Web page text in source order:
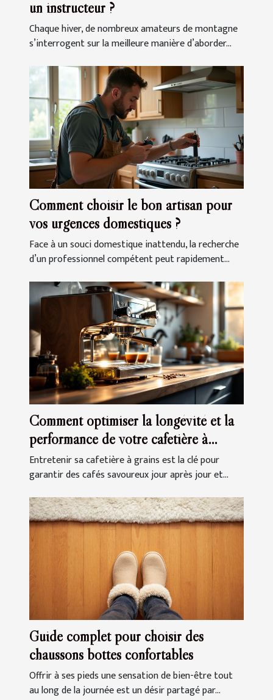
un instructeur ?
Chaque hiver, de nombreux amateurs de montagne
s’interrogent sur la meilleure manière d’aborder...
Comment choisir le bon artisan pour
vos urgences domestiques ?
Face à un souci domestique inattendu, la recherche
d’un professionnel compétent peut rapidement...
Comment optimiser la longévité et la
performance de votre cafetière à
grains ?
Entretenir sa cafetière à grains est la clé pour
garantir des cafés savoureux jour après jour et...
Guide complet pour choisir des
chaussons bottes confortables
Offrir à ses pieds une sensation de bien-être tout
au long de la journée est un désir partagé par...